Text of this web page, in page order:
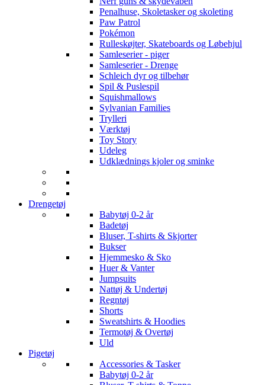
Penalhuse, Skoletasker og skoleting
Paw Patrol
Pokémon
Rulleskøjter, Skateboards og Løbehjul
Samleserier - piger
Samleserier - Drenge
Schleich dyr og tilbehør
Spil & Puslespil
Squishmallows
Sylvanian Families
Trylleri
Værktøj
Toy Story
Udeleg
Udklædnings kjoler og sminke
Drengetøj
Babytøj 0-2 år
Badetøj
Bluser, T-shirts & Skjorter
Bukser
Hjemmesko & Sko
Huer & Vanter
Jumpsuits
Nattøj & Undertøj
Regntøj
Shorts
Sweatshirts & Hoodies
Termotøj & Overtøj
Uld
Pigetøj
Accessories & Tasker
Babytøj 0-2 år